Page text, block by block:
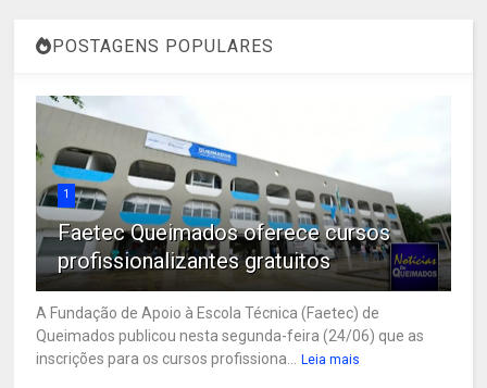
POSTAGENS POPULARES
1
Faetec Queimados oferece cursos
profissionalizantes gratuitos
A Fundação de Apoio à Escola Técnica (Faetec) de
Queimados publicou nesta segunda-feira (24/06) que as
inscrições para os cursos profissiona...
Leia mais